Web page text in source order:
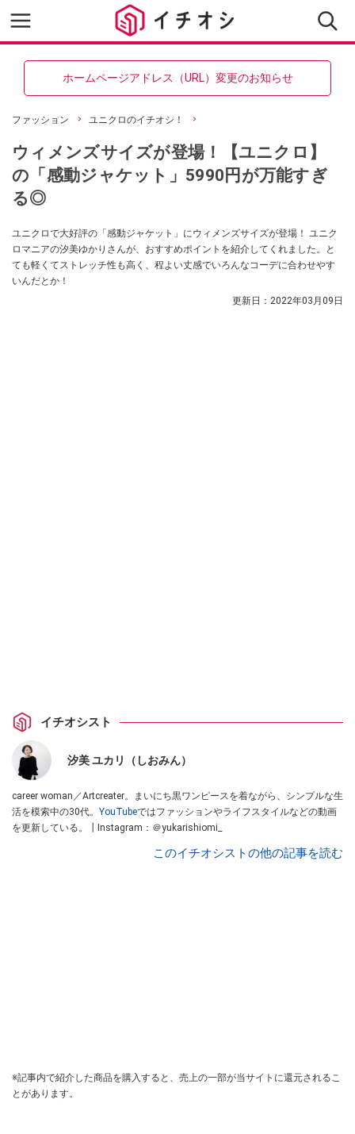
ホームページアドレス（URL）変更のお知らせ
ファッション ユニクロのイチオシ！
ウィメンズサイズが登場！【ユニクロ】
の「感動ジャケット」5990円が万能すぎ
る◎
ユニクロで大好評の「感動ジャケット」にウィメンズサイズが登場！ ユニク
ロマニアの汐美ゆかりさんが、おすすめポイントを紹介してくれました。と
ても軽くてストレッチ性も高く、程よい丈感でいろんなコーデに合わせやす
いんだとか！
更新日： 2022年03月09日
イチオシスト
汐美 ユカリ（しおみん）
career woman／Artcreater。まいにち黒ワンピースを着ながら、シンプルな生
活を模索中の30代。 YouTubeではファッションやライフスタイルなどの動画
を更新している。┃Instagram：＠yukarishiomi_
このイチオシストの他の記事を読む
※記事内で紹介した商品を購入すると、売上の一部が当サイトに還元されるこ
とがあります。